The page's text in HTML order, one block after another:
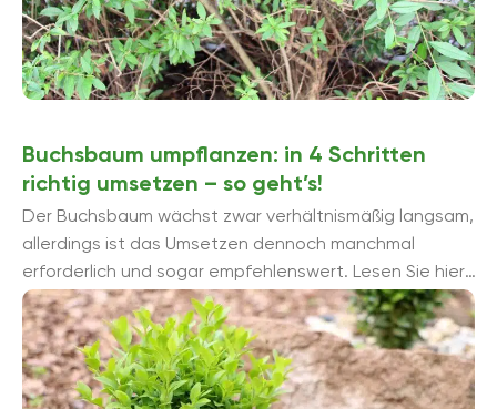
Buchsbaum umpflanzen: in 4 Schritten
richtig umsetzen – so geht’s!
Der Buchsbaum wächst zwar verhältnismäßig langsam,
allerdings ist das Umsetzen dennoch manchmal
erforderlich und sogar empfehlenswert. Lesen Sie hier,
wie Sie das Bäumchen in wenigen Schritten ...